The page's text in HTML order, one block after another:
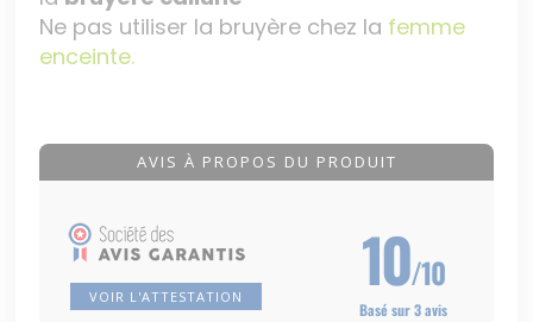
Ne pas utiliser la bruyère chez la femme
enceinte.
AVIS À PROPOS DU PRODUIT
VOIR L'ATTESTATION 10/10
Basé sur 3 avis